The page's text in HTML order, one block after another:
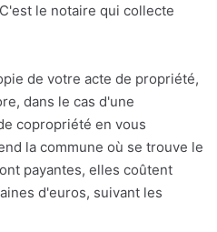
le notaire qui collecte
de votre acte de propriété,
dans le cas d'une
copropriété en vous
la commune où se trouve le
payantes, elles coûtent
d'euros, suivant les